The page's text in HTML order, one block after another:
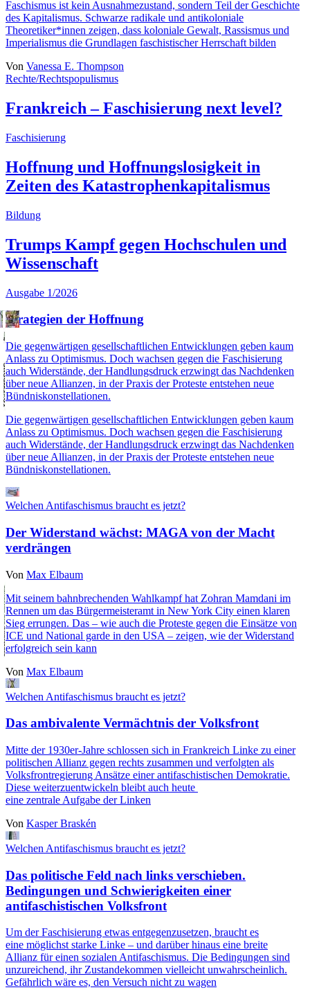
Faschismus ist kein Ausnahmezustand, sondern Teil der Geschichte
des Kapitalismus. Schwarze radikale und antikoloniale
Theoretiker*innen zeigen, dass koloniale Gewalt, Rassismus und
Imperialismus die Grundlagen faschistischer Herrschaft bilden
Von Vanessa E. Thompson
Rechte/Rechtspopulismus
Frankreich – Faschisierung next level?
Faschisierung
Hoffnung und Hoffnungslosigkeit in
Zeiten des Katastrophenkapitalismus
Bildung
Trumps Kampf gegen Hochschulen und
Wissenschaft
Ausgabe 1/2026
Strategien der Hoffnung
Die gegenwärtigen gesellschaftlichen Entwicklungen geben kaum
Anlass zu Optimismus. Doch wachsen gegen die Faschisierung
auch Widerstände, der Handlungsdruck erzwingt das Nachdenken
über neue Allianzen, in der Praxis der Proteste entstehen neue
Bündniskonstellationen.
Die gegenwärtigen gesellschaftlichen Entwicklungen geben kaum
Anlass zu Optimismus. Doch wachsen gegen die Faschisierung
auch Widerstände, der Handlungsdruck erzwingt das Nachdenken
über neue Allianzen, in der Praxis der Proteste entstehen neue
Bündniskonstellationen.
Welchen Antifaschismus braucht es jetzt?
Der Widerstand wächst: MAGA von der Macht
verdrängen
Von Max Elbaum
Mit seinem bahnbrechenden Wahlkampf hat Zohran Mamdani im
Rennen um das Bürgermeisteramt in New York City einen klaren
Sieg errungen. Das – wie auch die Proteste gegen die Einsätze von
ICE und National garde in den USA – zeigen, wie der Widerstand
erfolgreich sein kann
Von Max Elbaum
Welchen Antifaschismus braucht es jetzt?
Das ambivalente Vermächtnis der Volksfront
Mitte der 1930er-Jahre schlossen sich in Frankreich Linke zu einer
politischen Allianz gegen rechts zusammen und verfolgten als
Volksfrontregierung Ansätze einer antifaschistischen Demokratie.
Diese weiterzuentwickeln bleibt auch heute
eine zentrale Aufgabe der Linken
Von Kasper Braskén
Welchen Antifaschismus braucht es jetzt?
Das politische Feld nach links verschieben.
Bedingungen und Schwierigkeiten einer
antifaschistischen Volksfront
Um der Faschisierung etwas entgegenzusetzen, braucht es
eine möglichst starke Linke – und darüber hinaus eine breite
Allianz für einen sozialen Antifaschismus. Die Bedingungen sind
unzureichend, ihr Zustandekommen vielleicht unwahrscheinlich.
Gefährlich wäre es, den Versuch nicht zu wagen